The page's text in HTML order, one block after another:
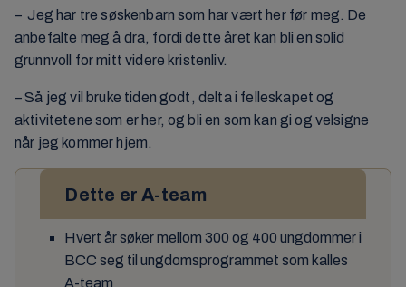
– Jeg har tre søskenbarn som har vært her før meg. De
anbefalte meg å dra, fordi dette året kan bli en solid
grunnvoll for mitt videre kristenliv.
– Så jeg vil bruke tiden godt, delta i felleskapet og
aktivitetene som er her, og bli en som kan gi og velsigne
når jeg kommer hjem.
Dette er A-team
Hvert år søker mellom 300 og 400 ungdommer i
BCC seg til ungdomsprogrammet som kalles
A-team